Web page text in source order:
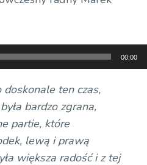
00:00
doskonale ten czas,
bardzo zgrana,
partie, które
lewą i prawą
większa radość i z tej